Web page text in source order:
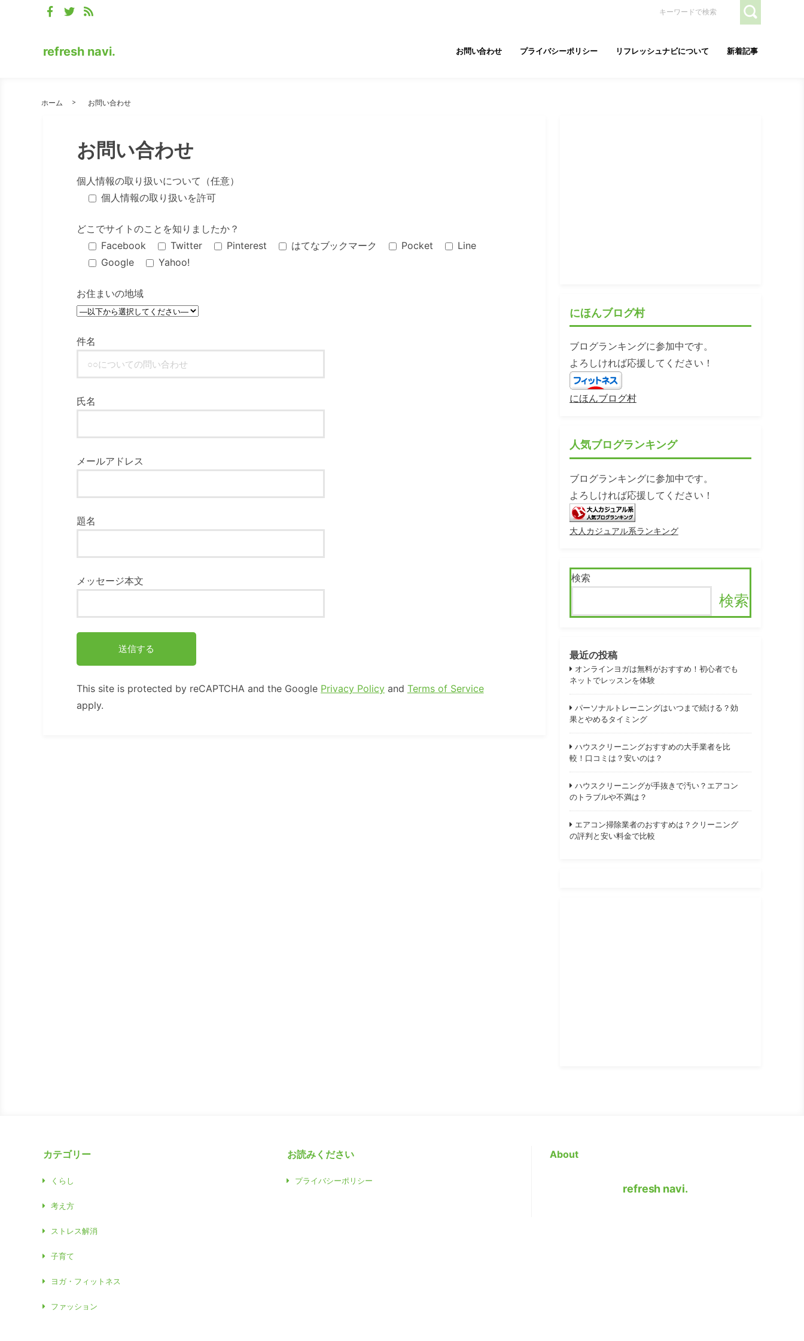
refresh navi. お問い合わせ プライバシーポリシー リフレッシュナビについて 新着記事
ホーム お問い合わせ
お問い合わせ
個人情報の取り扱いについて（任意）
個人情報の取り扱いを許可
どこでサイトのことを知りましたか？
Facebook
Twitter Pinterest はてなブックマーク Pocket
Line
Google
Yahoo!
お住まいの地域
件名
氏名
メールアドレス
題名
メッセージ本文
This site is protected by reCAPTCHA and the Google Privacy Policyand Terms of Service
apply.
にほんブログ村
ブログランキングに参加中です。
よろしければ応援してください！
にほんブログ村
人気ブログランキング
ブログランキングに参加中です。
よろしければ応援してください！
大人カジュアル系ランキング
検索
検索
最近の投稿
オンラインヨガは無料がおすすめ！初心者でも
ネットでレッスンを体験
パーソナルトレーニングはいつまで続ける？効
果とやめるタイミング
ハウスクリーニングおすすめの大手業者を比
較！口コミは？安いのは？
ハウスクリーニングが手抜きで汚い？エアコン
のトラブルや不満は？
エアコン掃除業者のおすすめは？クリーニング
の評判と安い料金で比較
カテゴリー
くらし
考え方
ストレス解消
子育て
ヨガ・フィットネス
ファッション
お読みください
プライバシーポリシー
About
refresh navi.